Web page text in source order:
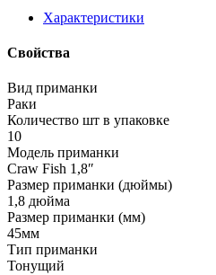
Характеристики
Свойства
Вид приманки
Раки
Количество шт в упаковке
10
Модель приманки
Craw Fish 1,8ʺ
Размер приманки (дюймы)
1,8 дюйма
Размер приманки (мм)
45мм
Тип приманки
Тонущий